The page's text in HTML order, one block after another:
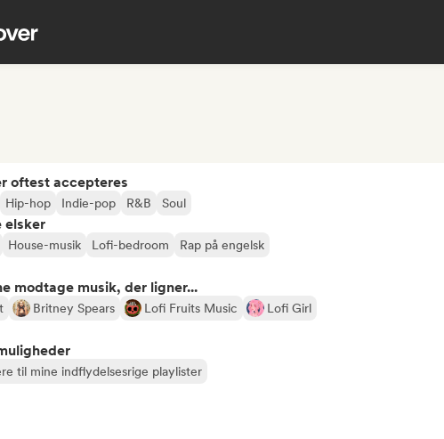
oftest accepteres
Hip-hop Indie-pop R&B Soul
elsker
House-musik Lofi-bedroom Rap på engelsk
modtage musik, der ligner...
Britney Spears Lofi Fruits Music Lofi Girl
til mine indflydelsesrige playlister